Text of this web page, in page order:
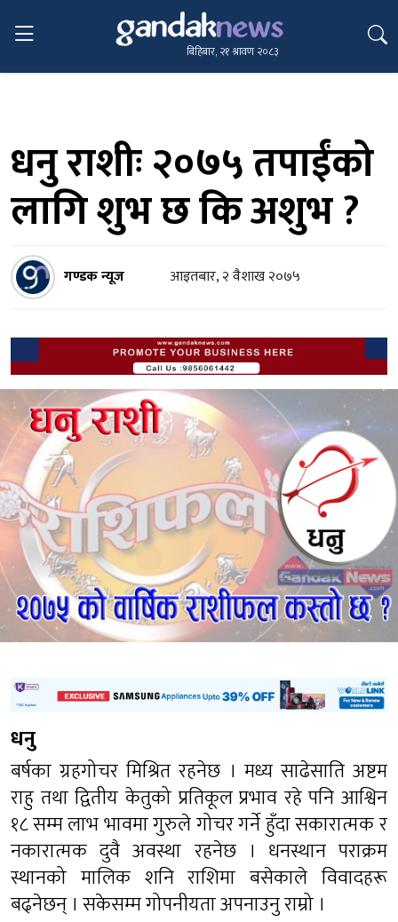
बिहिबार, २१ श्रावण २०८३
धनु राशीः २०७५ तपाईंको
लागि शुभ छ कि अशुभ ?
गण्डक न्यूज आइतबार, २ वैशाख २०७५
धनु
बर्षका ग्रहगोचर मिश्रित रहनेछ । मध्य साढेसाति अष्टम
राहु तथा द्वितीय केतुको प्रतिकूल प्रभाव रहे पनि आश्विन
१८ सम्म लाभ भावमा गुरुले गोचर गर्ने हुँदा सकारात्मक र
नकारात्मक दुवै अवस्था रहनेछ । धनस्थान पराक्रम
स्थानको मालिक शनि राशिमा बसेकाले विवादहरू
बढ्नेछन् । सकेसम्म गोपनीयता अपनाउनु राम्रो ।